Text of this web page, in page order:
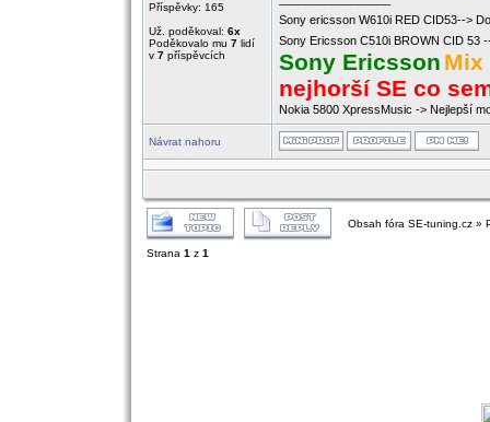
Příspěvky: 165
Už. poděkoval: 6x
Poděkovalo mu 7 lidí
v 7 příspěvcích
Sony ericsson W610i RED CID53-->
Sony Ericsson C510i BROWN CID 53
Sony Ericsson Mix
nejhorší SE co
Nokia 5800 XpressMusic -> Nejlepší
Návrat nahoru
Obsah fóra SE-tuning.cz »
Strana 1 z 1